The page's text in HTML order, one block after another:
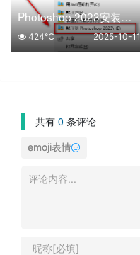
Photoshop 2023安装教程
2025-10-11
424℃
共有 0 条评论
emoji表情